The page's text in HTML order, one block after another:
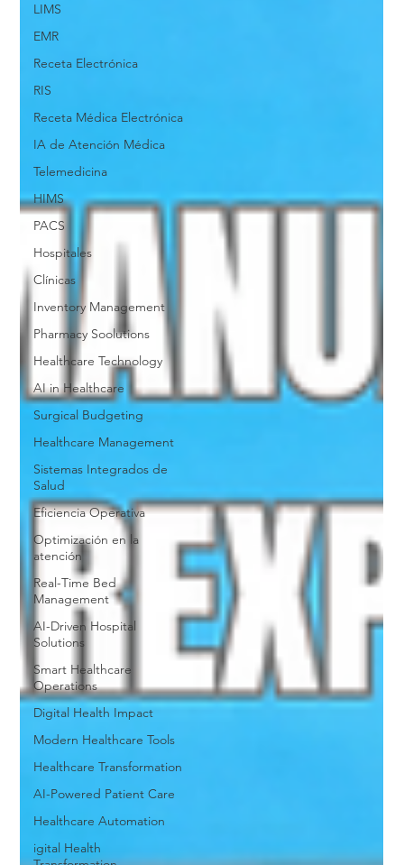
LIMS
EMR
Receta Electrónica
RIS
Receta Médica Electrónica
IA de Atención Médica
Telemedicina
HIMS
PACS
Hospitales
Clínicas
Inventory Management
Pharmacy Soolutions
Healthcare Technology
AI in Healthcare
Surgical Budgeting
Healthcare Management
Sistemas Integrados de
Salud
Eficiencia Operativa
Optimización en la
atención
Real-Time Bed
Management
AI-Driven Hospital
Solutions
Smart Healthcare
Operations
Digital Health Impact
Modern Healthcare Tools
Healthcare Transformation
AI-Powered Patient Care
Healthcare Automation
igital Health